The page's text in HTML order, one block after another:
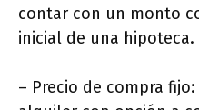
contar con un monto
inicial de una hipoteca.
– Precio de compra